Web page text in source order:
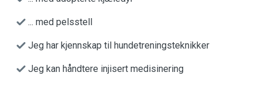
... med pelsstell
Jeg har kjennskap til hundetreningsteknikker
Jeg kan håndtere injisert medisinering